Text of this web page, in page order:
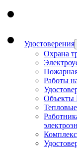
Удостоверения
Охрана
Работы
Объекты